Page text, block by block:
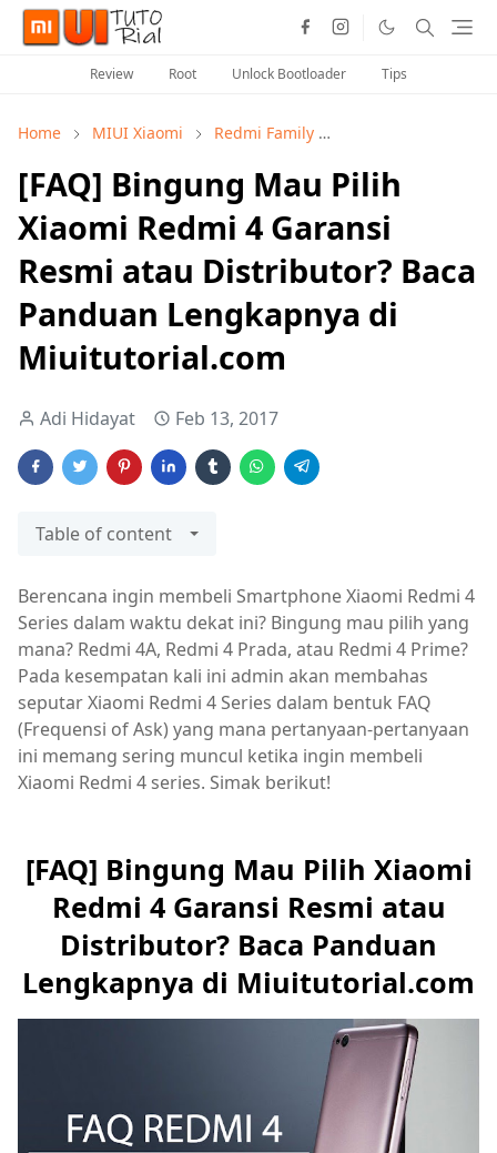
Review Root Unlock Bootloader Tips
Home MIUI Xiaomi Redmi Family
[FAQ] Bingung Mau Pilih
Xiaomi Redmi 4 Garansi
Resmi atau Distributor? Baca
Panduan Lengkapnya di
Miuitutorial.com
Adi Hidayat Feb 13, 2017
Table of content
Berencana ingin membeli Smartphone Xiaomi Redmi 4
Series dalam waktu dekat ini? Bingung mau pilih yang
mana? Redmi 4A, Redmi 4 Prada, atau Redmi 4 Prime?
Pada kesempatan kali ini admin akan membahas
seputar Xiaomi Redmi 4 Series dalam bentuk FAQ
(Frequensi of Ask) yang mana pertanyaan-pertanyaan
ini memang sering muncul ketika ingin membeli
Xiaomi Redmi 4 series. Simak berikut!
[FAQ] Bingung Mau Pilih Xiaomi
Redmi 4 Garansi Resmi atau
Distributor? Baca Panduan
Lengkapnya di Miuitutorial.com